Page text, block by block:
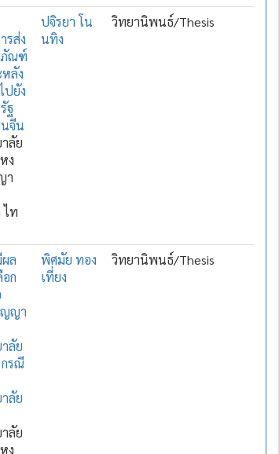
รส่ง
ภัณฑ์
ลัง
ปยัง
ฐ
จีน
ลัย
ง
า
ท
ปจิรยา โน
นทิง
วิทยานิพนธ์/Thesis
ล
ก
ญญา
ลัย
กรณี
ลัย
ลัย
ง
พิศมัย ทอง
เที่ยง
วิทยานิพนธ์/Thesis